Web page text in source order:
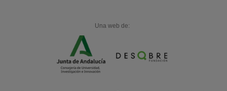
Una web de: